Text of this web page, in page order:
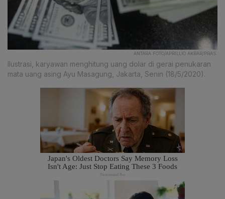
ANTARA FOTO/APRILLIO AKBAR/PRAS.
Ilustrasi, karyawan menghitung uang dolar di gerai penukaran
mata uang asing Ayu Masagung, Jakarta, Senin (18/5/2020).